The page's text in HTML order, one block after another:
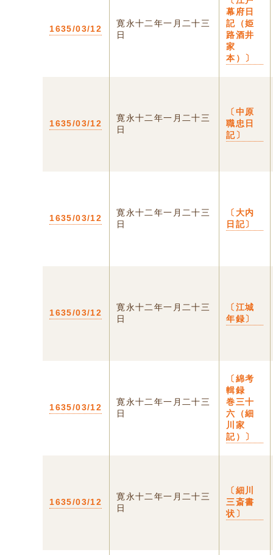
1635/03/12
寛永十二年一月二十三
日
幕府日
記（姫
路酒井
家
本）〕
1635/03/12
寛永十二年一月二十三
日
〔中原
職忠日
記〕
1635/03/12
寛永十二年一月二十三
日
〔大内
日記〕
1635/03/12
寛永十二年一月二十三
日
〔江城
年録〕
1635/03/12
寛永十二年一月二十三
日
〔綿考
輯録
巻三十
六（細
川家
記）〕
1635/03/12
寛永十二年一月二十三
日
〔細川
三斎書
状〕